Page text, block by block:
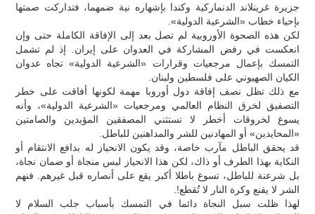
جزيرة غرينلاند الدنماركية وكندا بإشهاره نية ضمهما، فتداركت صمتها
بإحياء خطاب «الشرعية الدولية».
لكن هذه الصحوة الأوروبية لم تصل بعد إلى الإفاقة الكاملة حتى وإن
انعكست في رفض المشاركة في العدوان على إيران. إذ لم تشمل
التمسك بإعمال مرجعيات وقرارات «الشرعية الدولية» تجاه عدوان
الكيان الصهيوني على فلسطين ولبنان.
مع ذلك تظل نصف إفاقة دول أوروبا مهمة لكونها أفاقت على خطر
التصفيق لخرق النظام العالمي ومرجعيات «الشرعية الدولية»، وأنه
يسوغ لخروقات أخطر لا تستثني المصفقين المؤيدين والصامتين
«المحايدين» أو المهادنين للشر والمداهنين للباطل.
قد يحقق الباطل مآرب خاصة، وقد يكون الانحياز له بدافع الانتقام أو
النكاية بهذا الطرف أو ذاك، لكن هذا الانحياز ليس منجاة أو ضمان نجاة،
بل شرعنة للباطل، تسوغ باطلا أكبر يقع على أنصاره قبل غيرهم. فنهم
الشر لا يقنع وكرة النار لا تُقطع!.
لهذا ظلت سبل النجاة دائما في التمسك بأسباب جلب السلام لا